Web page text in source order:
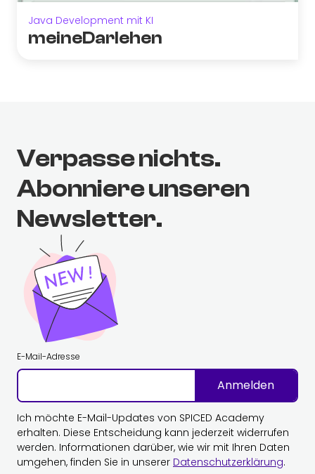
Java Development mit KI
meineDarlehen
Verpasse nichts.
Abonniere unseren
Newsletter.
E-Mail-Adresse
Anmelden
Ich möchte E-Mail-Updates von SPICED Academy
erhalten. Diese Entscheidung kann jederzeit widerrufen
werden. Informationen darüber, wie wir mit Ihren Daten
umgehen, finden Sie in unserer Datenschutzerklärung.